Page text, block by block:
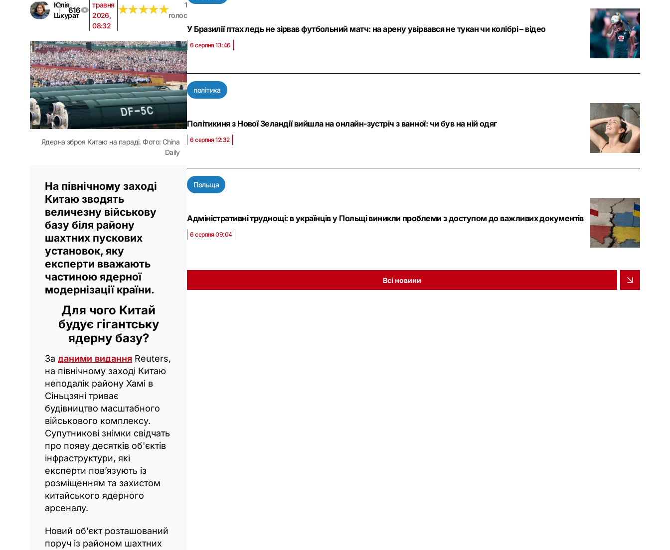
Юлія
Шкурат
616
травня
2026,
08:32
★★★★★
★★★★★
1
голос
Ядерна зброя Китаю на параді. Фото: China
Daily
На північному заході
Китаю зводять
величезну військову
базу біля району
шахтних пускових
установок, яку
експерти вважають
частиною ядерної
модернізації країни.
Для чого Китай
будує гігантську
ядерну базу?
За даними видання Reuters,
на північному заході Китаю
неподалік району Хамі в
Сіньцзяні триває
будівництво масштабного
військового комплексу.
Супутникові знімки свідчать
про появу десятків об'єктів
інфраструктури, які
експерти пов’язують із
розміщенням та захистом
китайського ядерного
арсеналу.
Новий об’єкт розташований
поруч із районом шахтних
У Бразилії птах ледь не зірвав футбольний матч: на арену увірвався не тукан чи колібрі – відео
6 серпня 13:46
політика
Політикиня з Нової Зеландії вийшла на онлайн-зустріч з ванної: чи був на ній одяг
6 серпня 12:32
Польща
Адміністративні труднощі: в українців у Польщі виникли проблеми з доступом до важливих документів
6 серпня 09:04
Всі новини